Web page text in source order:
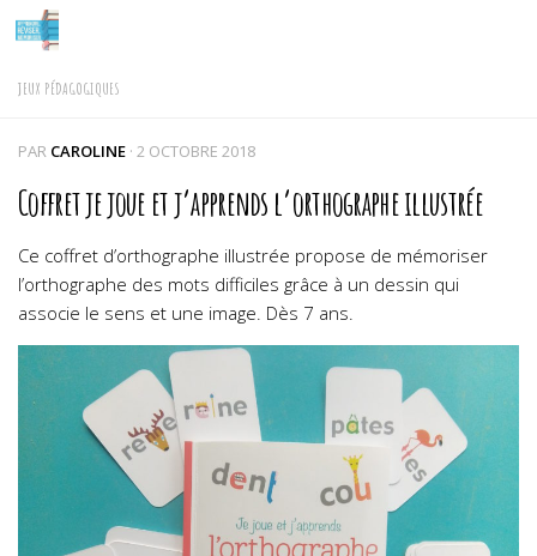
Skip to content
JEUX PÉDAGOGIQUES
PAR CAROLINE · 2 OCTOBRE 2018
Coffret je joue et j’apprends l’orthographe illustrée
Ce coffret d’orthographe illustrée propose de mémoriser
l’orthographe des mots difficiles grâce à un dessin qui
associe le sens et une image. Dès 7 ans.